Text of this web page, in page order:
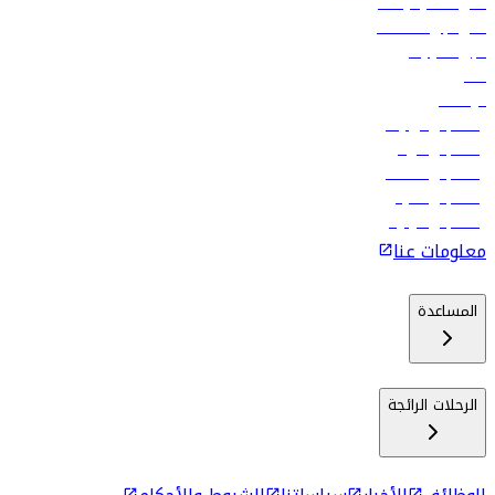
فلاي دبي للعطلات
تأجير السيارات
فنادق
الوظائف
رحلات إلى تبيليسي
رحلات إلى الرياض
رحلات إلى مسقط
رحلات إلى ماليه
رحلات إلى كولومبو
معلومات عنا
المساعدة
الرحلات الرائجة